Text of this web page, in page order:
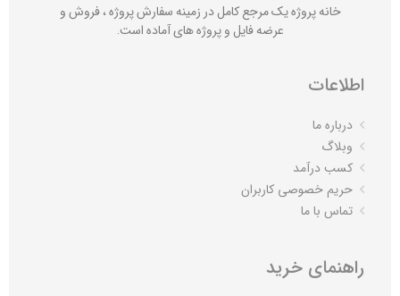
خانه پروژه یک مرجع کامل در زمینه سفارش پروژه ، فروش و
عرضه فایل و پروژه های آماده است.
اطلاعات
درباره ما
وبلاگ
کسب درآمد
حریم خصوصی کاربران
تماس با ما
راهنمای خرید